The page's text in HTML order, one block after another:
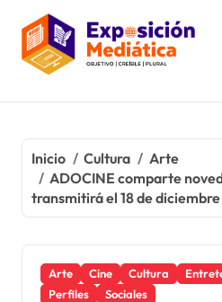
contenido
Inicio Cultura
Arte
ADOCINE comparte
transmitirá el 18 de
Arte Cine Cultura
Perfiles
Sociales